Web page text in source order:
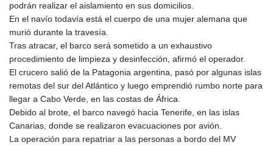
podrán realizar el aislamiento en sus domicilios.
En el navío todavía está el cuerpo de una mujer alemana que
murió durante la travesía.
Tras atracar, el barco será sometido a un exhaustivo
procedimiento de limpieza y desinfección, afirmó el operador.
El crucero salió de la Patagonia argentina, pasó por algunas islas
remotas del sur del Atlántico y luego emprendió rumbo norte para
llegar a Cabo Verde, en las costas de África.
Debido al brote, el barco navegó hacia Tenerife, en las islas
Canarias, donde se realizaron evacuaciones por avión.
La operación para repatriar a las personas a bordo del MV